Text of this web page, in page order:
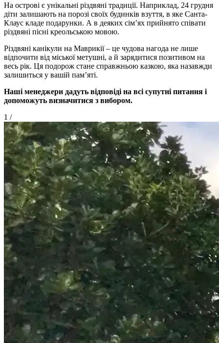
На острові є унікальні різдвяні традиції. Наприклад, 24 грудня
діти залишають на порозі своїх будинків взуття, в яке Санта-
Клаус кладе подарунки. А в деяких сім’ях прийнято співати
різдвяні пісні креольською мовою.
Різдвяні канікули на Маврикії – це чудова нагода не лише
відпочити від міської метушні, а й зарядитися позитивом на
весь рік. Ця подорож стане справжньою казкою, яка назавжди
залишиться у вашій пам’яті.
Наші менеджери дадуть відповіді на всі супутні питання і
допоможуть визначитися з вибором.
1 /